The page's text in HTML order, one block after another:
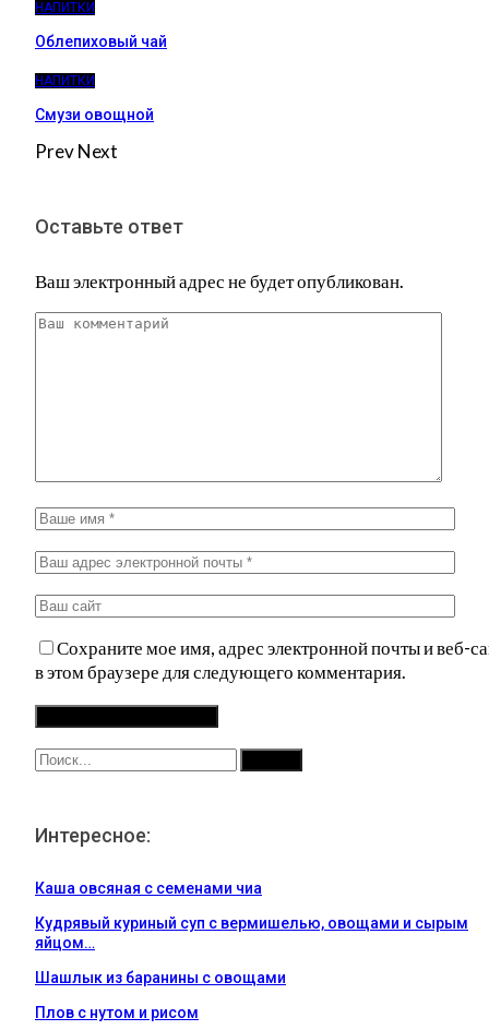
НАПИТКИ
Облепиховый чай
НАПИТКИ
Смузи овощной
PrevNext
Оставьте ответ
Ваш электронный адрес не будет опубликован.
Сохраните мое имя, адрес электронной почты и веб-
в этом браузере для следующего комментария.
Интересное:
Каша овсяная с семенами чиа
Кудрявый куриный суп с вермишелью, овощами и сырым
яйцом…
Шашлык из баранины с овощами
Плов с нутом и рисом